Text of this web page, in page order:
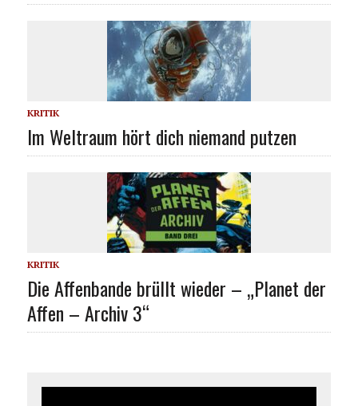
KRITIK
Im Weltraum hört dich niemand putzen
KRITIK
Die Affenbande brüllt wieder – „Planet der
Affen – Archiv 3“